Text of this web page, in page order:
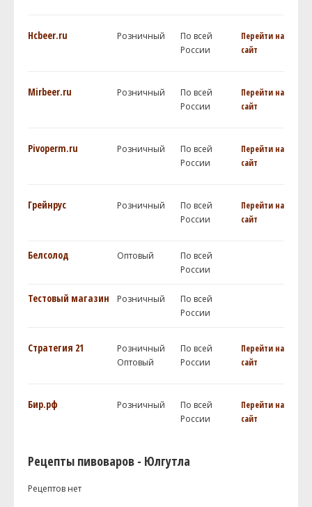
Hcbeer.ru Розничный
По всей
России
Перейти на
сайт
Mirbeer.ru Розничный
По всей
России
Перейти на
сайт
Pivoperm.ru Розничный
По всей
России
Перейти на
сайт
Грейнрус Розничный
По всей
России
Перейти на
сайт
Белсолод Оптовый
По всей
России
Тестовый магазин Розничный
По всей
России
Стратегия 21
Розничный
Оптовый
По всей
России
Перейти на
сайт
Бир.рф Розничный
По всей
России
Перейти на
сайт
Рецепты пивоваров - Юлгутла
Рецептов нет